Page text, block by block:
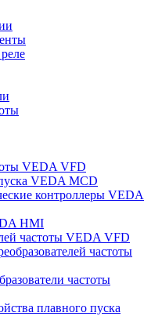
VEDA VFD
VEDA MCD
контроллеры VEDA
HMI
частоты VEDA VFD
частоты
частоты
плавного пуска